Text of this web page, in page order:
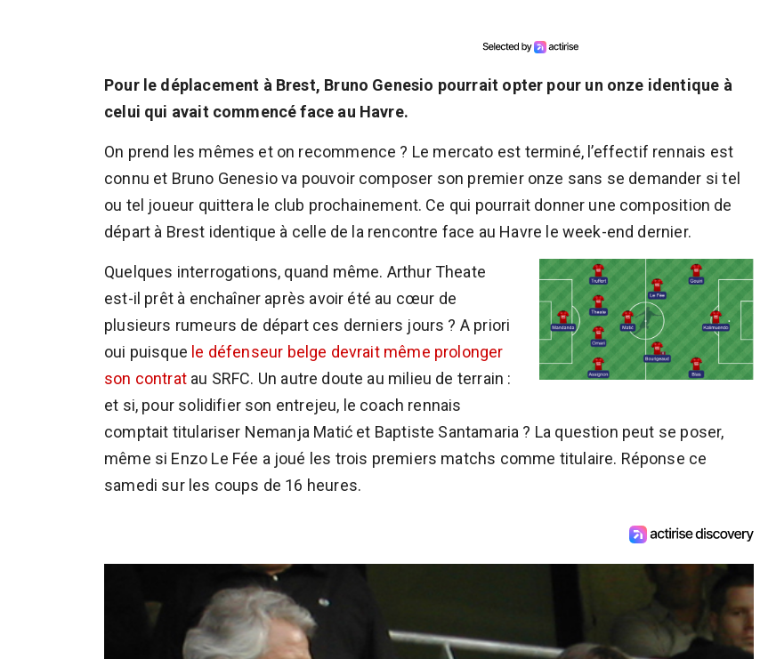
Pour le déplacement à Brest, Bruno Genesio pourrait opter pour un onze identique à
celui qui avait commencé face au Havre.
On prend les mêmes et on recommence ? Le mercato est terminé, l’effectif rennais est
connu et Bruno Genesio va pouvoir composer son premier onze sans se demander si tel
ou tel joueur quittera le club prochainement. Ce qui pourrait donner une composition de
départ à Brest identique à celle de la rencontre face au Havre le week-end dernier.
Quelques interrogations, quand même. Arthur Theate
est-il prêt à enchaîner après avoir été au cœur de
plusieurs rumeurs de départ ces derniers jours ? A priori
oui puisque le défenseur belge devrait même prolonger
son contratau SRFC. Un autre doute au milieu de terrain :
et si, pour solidifier son entrejeu, le coach rennais
comptait titulariser Nemanja Matić et Baptiste Santamaria ? La question peut se poser,
même si Enzo Le Fée a joué les trois premiers matchs comme titulaire. Réponse ce
samedi sur les coups de 16 heures.